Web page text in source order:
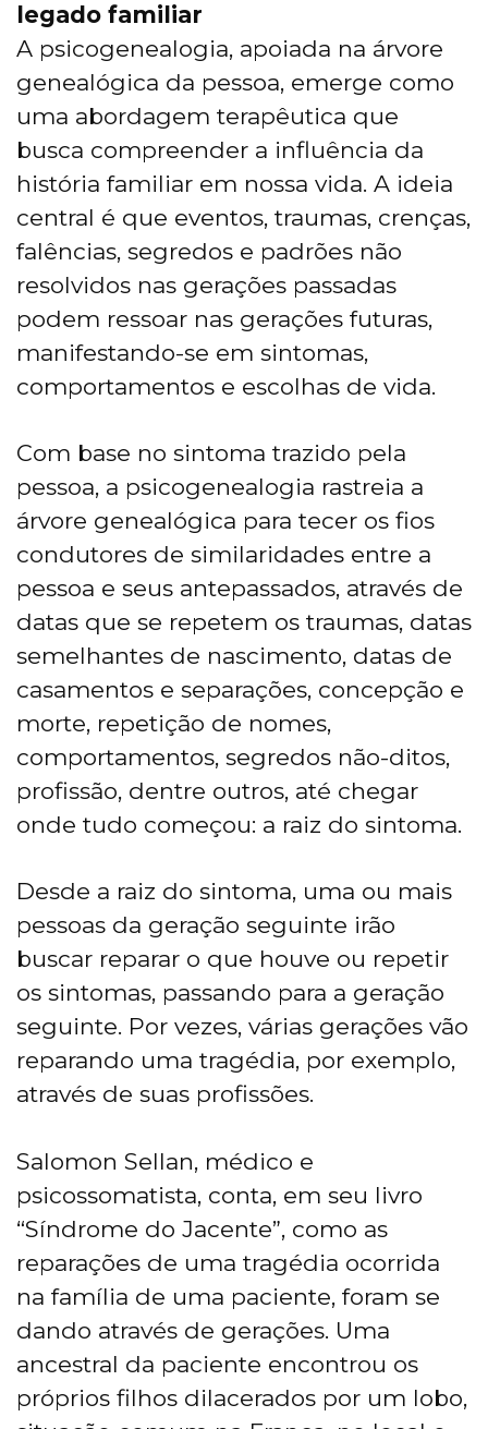
legado familiar
A psicogenealogia, apoiada na árvore
genealógica da pessoa, emerge como
uma abordagem terapêutica que
busca compreender a influência da
história familiar em nossa vida. A ideia
central é que eventos, traumas, crenças,
falências, segredos e padrões não
resolvidos nas gerações passadas
podem ressoar nas gerações futuras,
manifestando-se em sintomas,
comportamentos e escolhas de vida.
Com base no sintoma trazido pela
pessoa, a psicogenealogia rastreia a
árvore genealógica para tecer os fios
condutores de similaridades entre a
pessoa e seus antepassados, através de
datas que se repetem os traumas, datas
semelhantes de nascimento, datas de
casamentos e separações, concepção e
morte, repetição de nomes,
comportamentos, segredos não-ditos,
profissão, dentre outros, até chegar
onde tudo começou: a raiz do sintoma.
Desde a raiz do sintoma, uma ou mais
pessoas da geração seguinte irão
buscar reparar o que houve ou repetir
os sintomas, passando para a geração
seguinte. Por vezes, várias gerações vão
reparando uma tragédia, por exemplo,
através de suas profissões.
Salomon Sellan, médico e
psicossomatista, conta, em seu livro
“Síndrome do Jacente”, como as
reparações de uma tragédia ocorrida
na família de uma paciente, foram se
dando através de gerações. Uma
ancestral da paciente encontrou os
próprios filhos dilacerados por um lobo,